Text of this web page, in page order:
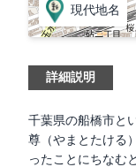
現代地名
詳細説明
千葉県の船橋市と
尊（やまとたける
ったことにちなむ